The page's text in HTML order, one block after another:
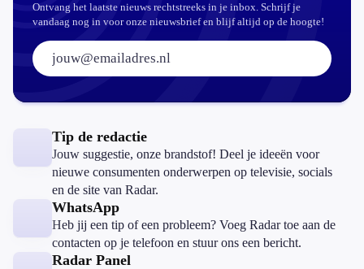
Ontvang het laatste nieuws rechtstreeks in je inbox. Schrijf je
vandaag nog in voor onze nieuwsbrief en blijf altijd op de hoogte!
E-mailadres:
Tip de redactie
Jouw suggestie, onze brandstof! Deel je ideeën voor
nieuwe consumenten onderwerpen op televisie, socials
en de site van Radar.
WhatsApp
Heb jij een tip of een probleem? Voeg Radar toe aan de
contacten op je telefoon en stuur ons een bericht.
Radar Panel